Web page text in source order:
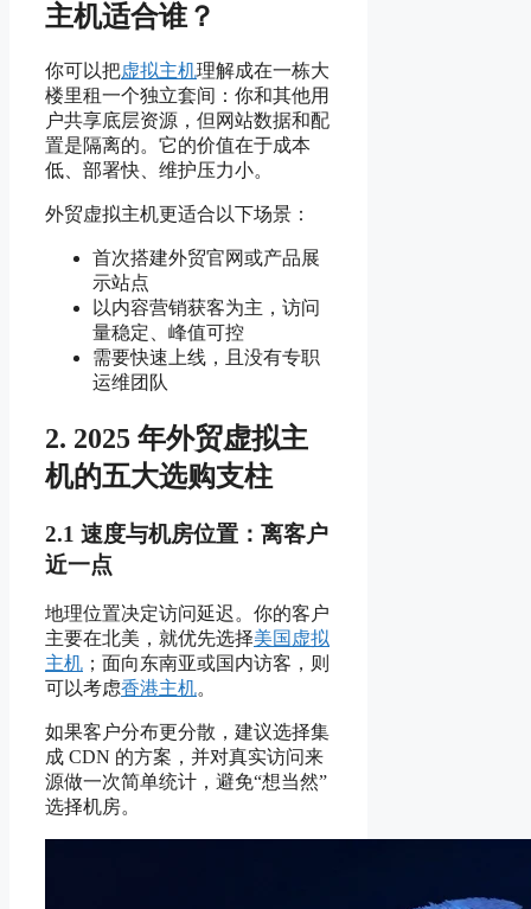
主机适合谁？
你可以把虚拟主机理解成在一栋大
楼里租一个独立套间：你和其他用
户共享底层资源，但网站数据和配
置是隔离的。它的价值在于成本
低、部署快、维护压力小。
外贸虚拟主机更适合以下场景：
首次搭建外贸官网或产品展
示站点
以内容营销获客为主，访问
量稳定、峰值可控
需要快速上线，且没有专职
运维团队
2. 2025 年外贸虚拟主
机的五大选购支柱
2.1 速度与机房位置：离客户
近一点
地理位置决定访问延迟。你的客户
主要在北美，就优先选择美国虚拟
主机 ；面向东南亚或国内访客，则
可以考虑香港主机。
如果客户分布更分散，建议选择集
成 CDN 的方案，并对真实访问来
源做一次简单统计，避免“想当然”
选择机房。